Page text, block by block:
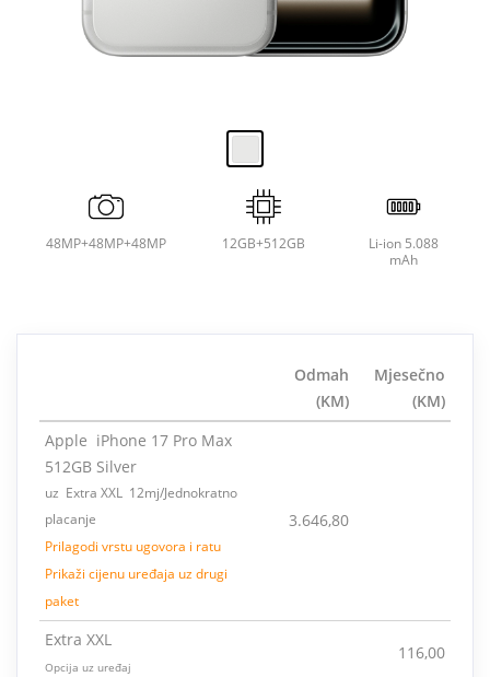
48MP+48MP+48MP 12GB+512GB
Li-ion 5.088
mAh
Odmah
(KM)
Mjesečno
(KM)
Apple iPhone 17 Pro Max
512GB Silver
uz Extra XXL 12mj/Jednokratno
placanje
Prilagodi vrstu ugovora i ratu
Prikaži cijenu uređaja uz drugi
paket
3.646,80
Extra XXL
Opcija uz uređaj
116,00